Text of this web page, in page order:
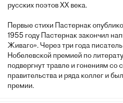
русских поэтов XX века.
Первые стихи Пастернак
1955 году Пастернак закончил
Живаго». Через три года
Нобелевской премией по
подвергнут травле и гонениям со
правительства и ряда коллег и
премии.